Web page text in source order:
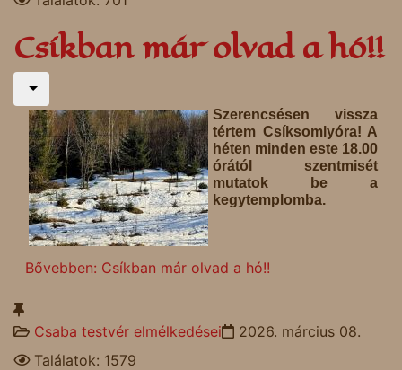
Csíkban már olvad a hó!!
Szerencsésen vissza
tértem Csíksomlyóra! A
héten minden este 18.00
órától szentmisét
mutatok be a
kegytemplomba.
Bővebben: Csíkban már olvad a hó!!
Csaba testvér elmélkedései
2026. március 08.
Találatok: 1579